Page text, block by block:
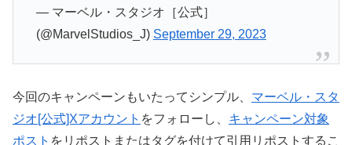
— マーベル・スタジオ［公式］
(@MarvelStudios_J) September 29, 2023
今回のキャンペーンもいたってシンプル、 マーベル・スタ
ジオ[公式]Xアカウント をフォローし、 キャンペーン対象
ポスト をリポストまたはタグを付けて引用リポストするこ